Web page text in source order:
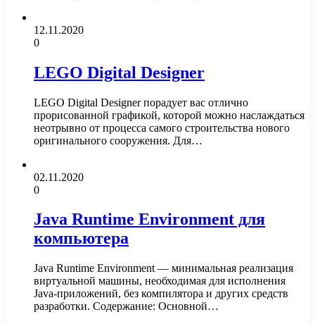
12.11.2020
0
LEGO Digital Designer
LEGO Digital Designer порадует вас отлично
прорисованной графикой, которой можно наслаждаться
неотрывно от процесса самого строительства нового
оригинального сооружения. Для…
02.11.2020
0
Java Runtime Environment для
компьютера
Java Runtime Environment — минимальная реализация
виртуальной машины, необходимая для исполнения
Java-приложений, без компилятора и других средств
разработки. Содержание: Основной…